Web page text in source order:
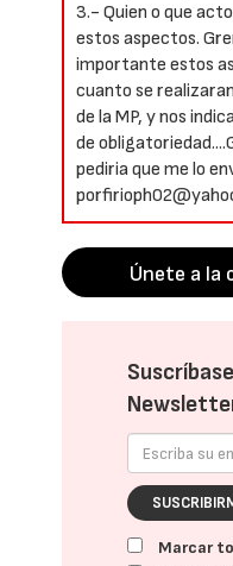
3.- Quien o que
estos aspectos.
importante estos
cuanto se
de la MP, y nos
de
pediria que me lo
Únete a la
Marcar